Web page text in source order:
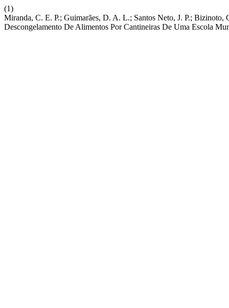
(1)
Miranda, C. E. P.; Guimarães, D. A. L.; Santos Neto, J. P.;
Descongelamento De Alimentos Por Cantineiras De Uma Escola